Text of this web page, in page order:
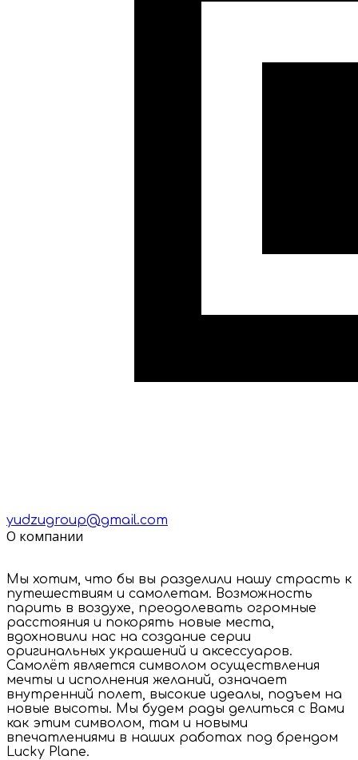
yudzugroup@gmail.com
О компании
Мы хотим, что бы вы разделили нашу страсть к
путешествиям и самолетам. Возможность
парить в воздухе, преодолевать огромные
расстояния и покорять новые места,
вдохновили нас на создание серии
оригинальных украшений и аксессуаров.
Самолёт является символом осуществления
мечты и исполнения желаний, означает
внутренний полет, высокие идеалы, подъем на
новые высоты. Мы будем рады делиться с Вами
как этим символом, там и новыми
впечатлениями в наших работах под брендом
Lucky Plane.